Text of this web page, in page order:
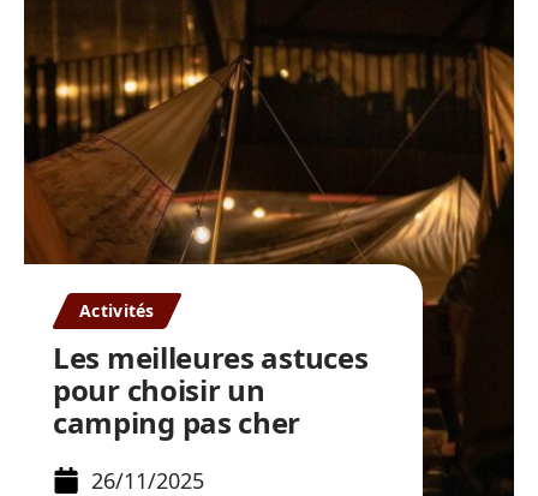
Activités
Les meilleures astuces
pour choisir un
camping pas cher
26/11/2025